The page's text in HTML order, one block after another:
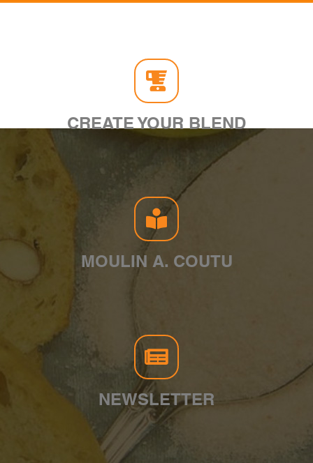
CREATE YOUR BLEND
MOULIN A. COUTU
NEWSLETTER